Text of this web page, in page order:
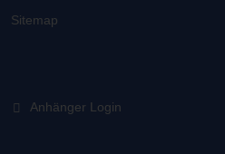
Sitemap
Anhänger Login